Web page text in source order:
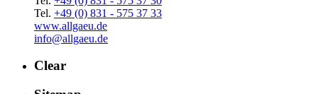
Tel. +49 (0) 831 - 575 37 33
www.allgaeu.de
info@allgaeu.de
Clear